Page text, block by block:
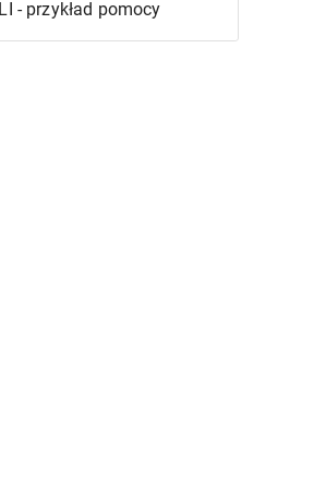
- przykład pomocy